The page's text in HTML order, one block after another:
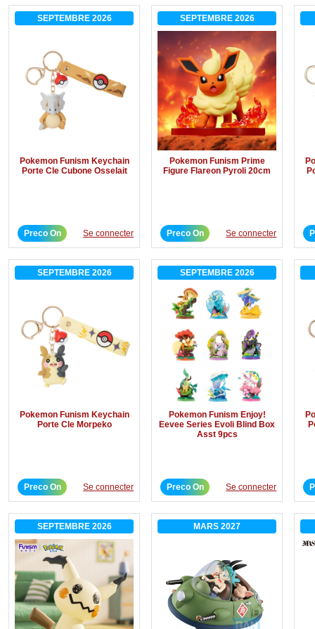
SEPTEMBRE 2026
Pokemon Funism Keychain
Porte Cle Cubone Osselait
Preco On Se connecter
SEPTEMBRE 2026
Pokemon Funism Prime
Figure Flareon Pyroli 20cm
Preco On Se connecter
SEPTEMBRE 2026
Pokemon Funism Keychain
Porte Cle Morpeko
Preco On Se connecter
SEPTEMBRE 2026
Pokemon Funism Enjoy!
Eevee Series Evoli Blind Box
Asst 9pcs
Preco On Se connecter
SEPTEMBRE 2026 MARS 2027